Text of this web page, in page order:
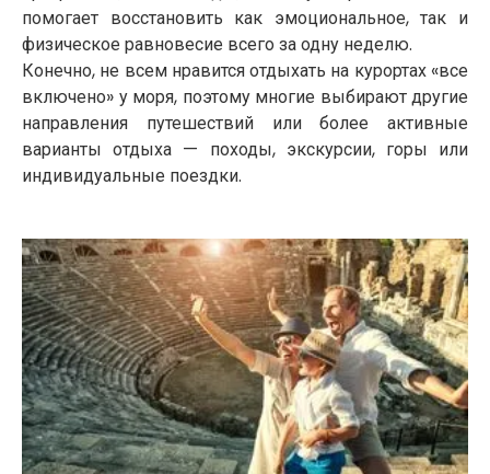
помогает восстановить как эмоциональное, так и
физическое равновесие всего за одну неделю.
Конечно, не всем нравится отдыхать на курортах «все
включено» у моря, поэтому многие выбирают другие
направления путешествий или более активные
варианты отдыха — походы, экскурсии, горы или
индивидуальные поездки.